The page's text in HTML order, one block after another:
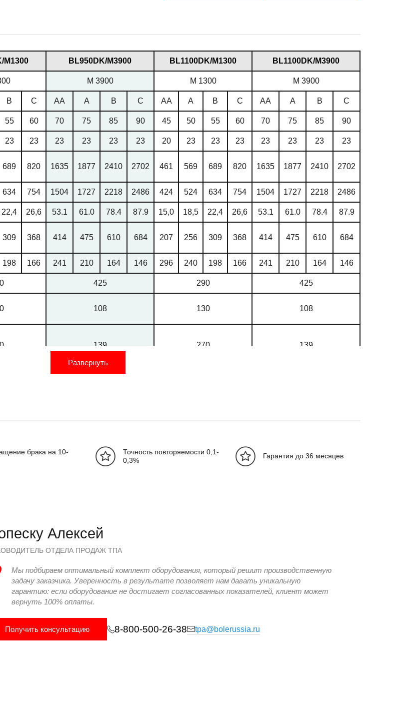
M1300 ВL950DK/M3900 ВL1100DK/M1300 ВL1100DK/M3900
M 3900 M 1300 M 3900
B C AA A B C AA A B C AA A B C
55 60 70 75 85 90 45 50 55 60 70 75 85 90
23 23 23 23 23 23 20 23 23 23 23 23 23 23
689 820 1635 1877 2410 2702 461 569 689 820 1635 1877 2410 2702
634 754 1504 1727 2218 2486 424 524 634 754 1504 1727 2218 2486
22,4 26,6 53.1 61.0 78.4 87.9 15,0 18,5 22,4 26,6 53.1 61.0 78.4 87.9
309 368 414 475 610 684 207 256 309 368 414 475 610 684
198 166 241 210 164 146 296 240 198 166 241 210 164 146
425 290 425
108 130 108
139 270 139
23 26 28 37 42 16 20 23 26 28 33 37 42
950
1160х1020
400 400 400
830 1480/830
330
Развернуть
брака на 10-
Точность повторяемости 0,1-
0,3%
Гарантия до 36 месяцев
Алексей
ОТДЕЛА ПРОДАЖ ТПА
Мы подбираем оптимальный комплект оборудования, который решит производственную
задачу заказчика. Уверенность в результате позволяет нам давать уникальную
гарантию: если оборудование не достигает согласованных показателей, клиент может
вернуть 100% оплаты.
Получить консультацию 8-800-500-26-38 tpa@bolerussia.ru